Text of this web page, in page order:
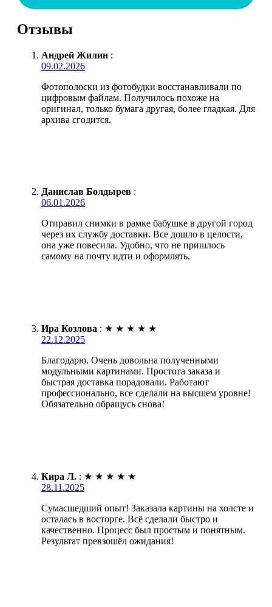
Отзывы
Андрей Жилин :
09.02.2026
Фотополоски из фотобудки восстанавливали по
цифровым файлам. Получилось похоже на
оригинал, только бумага другая, более гладкая. Для
архива сгодится.
Данислав Болдырев :
06.01.2026
Отправил снимки в рамке бабушке в другой город
через их службу доставки. Все дошло в целости,
она уже повесила. Удобно, что не пришлось
самому на почту идти и оформлять.
Ира Козлова : ★ ★ ★ ★ ★
22.12.2025
Благодарю. Очень довольна полученными
модульными картинами. Простота заказа и
быстрая доставка порадовали. Работают
профессионально, все сделали на высшем уровне!
Обязательно обращусь снова!
Кира Л. : ★ ★ ★ ★ ★
28.11.2025
Сумасшедший опыт! Заказала картины на холсте и
осталась в восторге. Всё сделали быстро и
качественно. Процесс был простым и понятным.
Результат превзошёл ожидания!